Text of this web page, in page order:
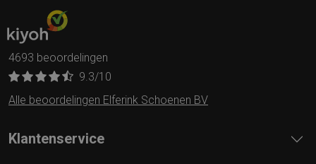
4693 beoordelingen
9.3/10
Alle beoordelingen Elferink Schoenen BV
Klantenservice